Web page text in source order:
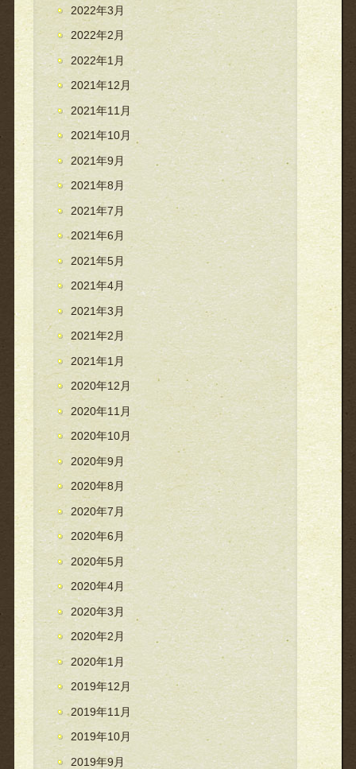
2022年3月
2022年2月
2022年1月
2021年12月
2021年11月
2021年10月
2021年9月
2021年8月
2021年7月
2021年6月
2021年5月
2021年4月
2021年3月
2021年2月
2021年1月
2020年12月
2020年11月
2020年10月
2020年9月
2020年8月
2020年7月
2020年6月
2020年5月
2020年4月
2020年3月
2020年2月
2020年1月
2019年12月
2019年11月
2019年10月
2019年9月